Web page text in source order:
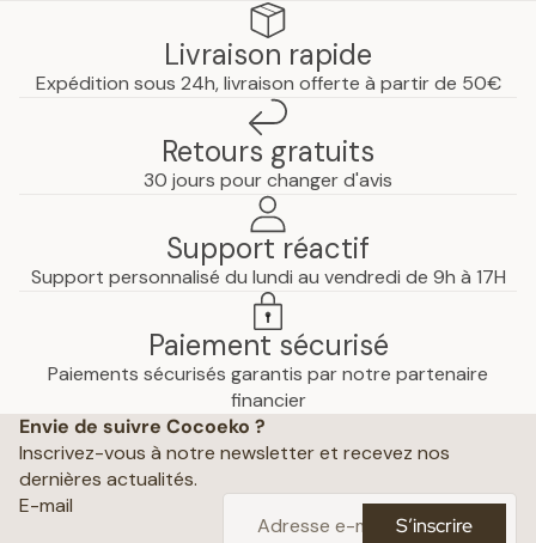
Livraison rapide
Expédition sous 24h, livraison offerte à partir de 50€
Retours gratuits
30 jours pour changer d'avis
Support réactif
Support personnalisé du lundi au vendredi de 9h à 17H
Paiement sécurisé
Paiements sécurisés garantis par notre partenaire
financier
Envie de suivre Cocoeko ?
Inscrivez-vous à notre newsletter et recevez nos
dernières actualités.
E-mail
S’inscrire
Mentions légales
Conditions générales de vente
Politique d’expédition